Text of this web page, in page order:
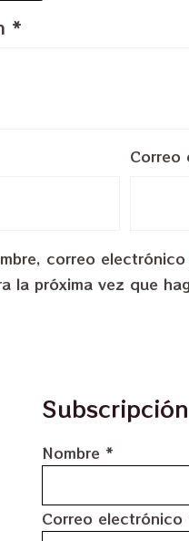
*
Correo
correo
la próxima vez que
Subscripción
Nombre *
Correo electrónico